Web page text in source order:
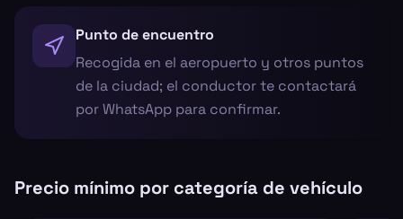
Punto de encuentro
Recogida en el aeropuerto y otros puntos
de la ciudad; el conductor te contactará
por WhatsApp para confirmar.
Precio mínimo por categoría de vehículo